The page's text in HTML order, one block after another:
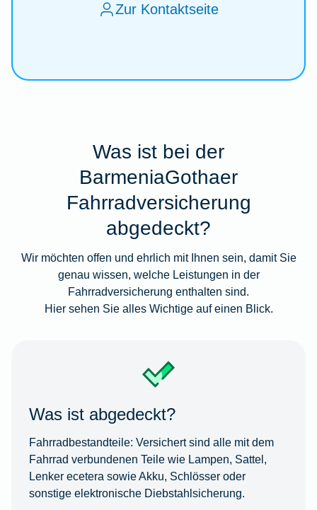
Zur Kontaktseite
Was ist bei der
BarmeniaGothaer
Fahrradversicherung
abgedeckt?
Wir möchten offen und ehrlich mit Ihnen sein, damit Sie
genau wissen, welche Leistungen in der
Fahrradversicherung enthalten sind.
Hier sehen Sie alles Wichtige auf einen Blick.
Was ist abgedeckt?
Fahrradbestandteile: Versichert sind alle mit dem
Fahrrad verbundenen Teile wie Lampen, Sattel,
Lenker ecetera sowie Akku, Schlösser oder
sonstige elektronische Diebstahlsicherung.